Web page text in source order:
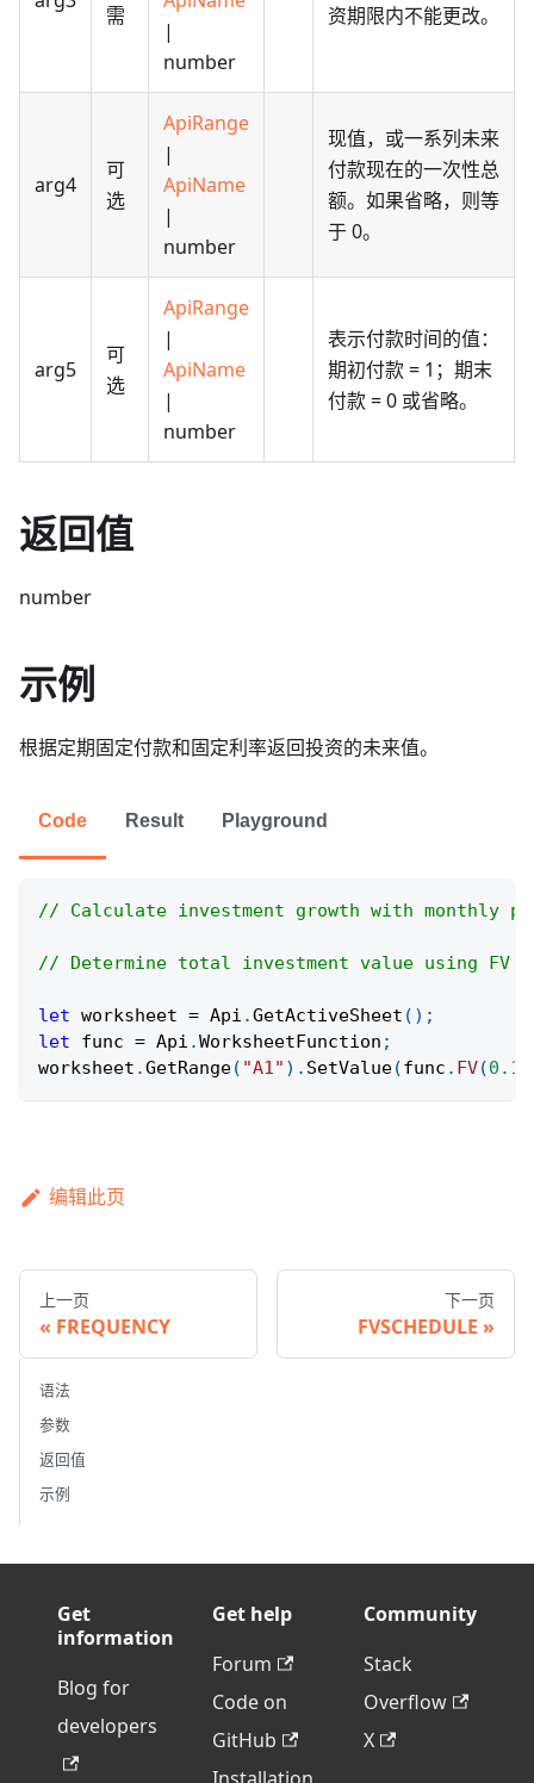
需
|
number
资期限内不能更改。
arg4
可
选
ApiRange
|
ApiName
|
number
现值，或一系列未来
付款现在的一次性总
额。如果省略，则等
于 0。
arg5
可
选
ApiRange
|
ApiName
|
number
表示付款时间的值：
期初付款 = 1；期末
付款 = 0 或省略。
返回值
number
示例
根据定期固定付款和固定利率返回投资的未来值。
Code Result Playground
// Calculate investment growth with monthly
// Determine total investment value using
let worksheet = Api .GetActiveSheet ( ) ;
let func = Api .WorksheetFunction ;
worksheet .GetRange( "A1" ) . SetValue(func . FV(0.1
编辑此页
上一页
FREQUENCY
下一页
FVSCHEDULE
语法
参数
返回值
示例
Get
information
Blog for
developers
Get help
Forum
Code on
GitHub
Community
Stack
Overflow
X